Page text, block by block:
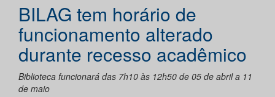
BILAG tem horário de
funcionamento alterado
durante recesso acadêmico
Biblioteca funcionará das 7h10 às 12h50 de 05 de abril a 11
de maio